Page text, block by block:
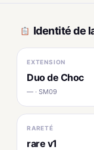
Identité de
EXTENSION
Duo de Choc
— · SM09
RARETÉ
rare v1